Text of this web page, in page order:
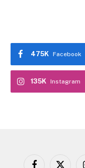
Facebook
475K
Instagram
135K